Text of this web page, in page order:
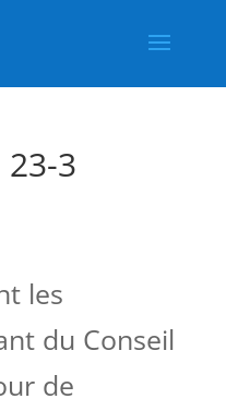
3
les
du Conseil
de